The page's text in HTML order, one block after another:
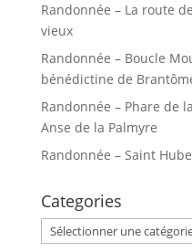
Randonnée – La route
vieux
Randonnée – Boucle
bénédictine de
Randonnée – Phare de
Anse de la Palmyre
Randonnée – Saint
Categories
Categories